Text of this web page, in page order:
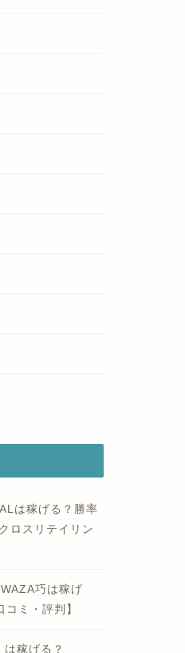
は稼げる？勝率
ロスリテイリン
巧は稼げ
ミ・評判】
稼げる？